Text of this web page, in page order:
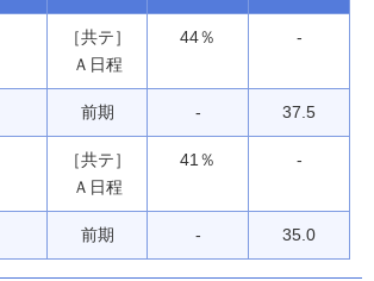
［共テ］
Ａ日程
44％ -
前期 - 37.5
［共テ］
Ａ日程
41％ -
前期 - 35.0